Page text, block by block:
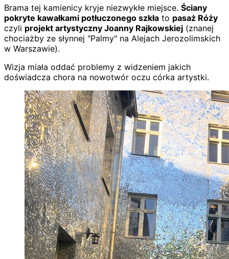
Brama tej kamienicy kryje niezwykłe miejsce. Ściany
pokryte kawałkami potłuczonego szkła to pasaż Róży
czyli projekt artystyczny Joanny Rajkowskiej (znanej
chociażby ze słynnej "Palmy" na Alejach Jerozolimskich
w Warszawie).
Wizja miała oddać problemy z widzeniem jakich
doświadcza chora na nowotwór oczu córka artystki.